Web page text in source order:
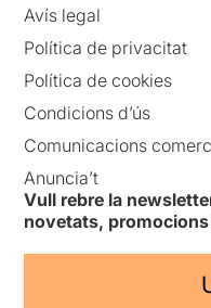
Avís legal
Política de privacitat
Política de cookies
Condicions d’ús
Comunicacions
Anuncia’t
Vull rebre la
novetats,